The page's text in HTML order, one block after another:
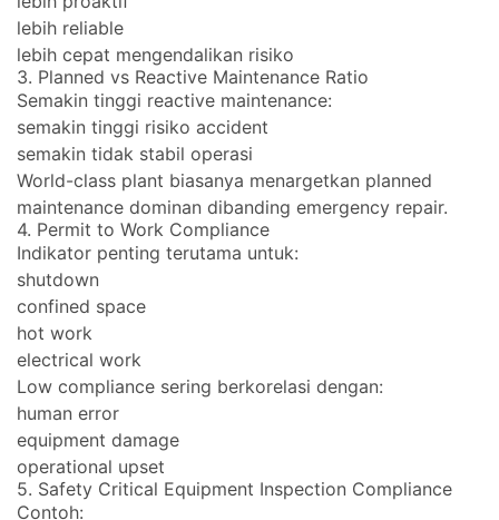
lebih reliable
lebih cepat mengendalikan risiko
3. Planned vs Reactive Maintenance Ratio
Semakin tinggi reactive maintenance:
semakin tinggi risiko accident
semakin tidak stabil operasi
World-class plant biasanya menargetkan planned
maintenance dominan dibanding emergency repair.
4. Permit to Work Compliance
Indikator penting terutama untuk:
shutdown
confined space
hot work
electrical work
Low compliance sering berkorelasi dengan:
human error
equipment damage
operational upset
5. Safety Critical Equipment Inspection Compliance
Contoh: